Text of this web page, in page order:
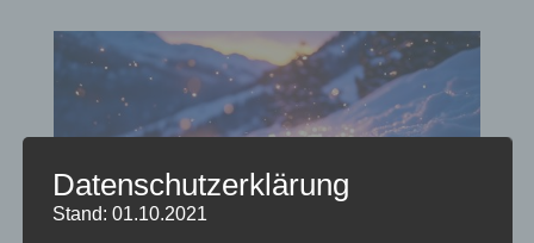
Datenschutzerklärung
Stand: 01.10.2021